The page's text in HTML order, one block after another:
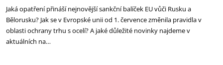
Jaká opatření přináší nejnovější sankční balíček EU vůči Rusku a
Bělorusku? Jak se v Evropské unii od 1. července změnila pravidla v
oblasti ochrany trhu s ocelí? A jaké důležité novinky najdeme v
aktuálních na…